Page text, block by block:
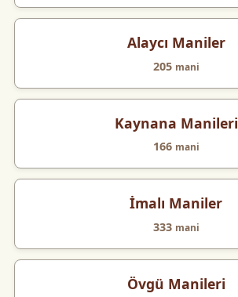
Alaycı Maniler
205 mani
Kaynana Manileri
166 mani
İmalı Maniler
333 mani
Övgü Manileri